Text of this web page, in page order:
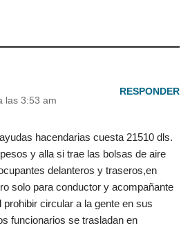
las 3:53 am
RESPONDER
hacendarias cuesta 21510 dls.
y alla si trae las bolsas de aire
delanteros y traseros,en
solo para conductor y acompañante
prohibir circular a la gente en sus
funcionarios se trasladan en